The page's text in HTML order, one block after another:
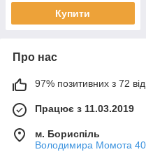
Купити
Про нас
97% позитивних з 72
Працює з 11.03.2019
м. Бориспіль
Володимира Момота